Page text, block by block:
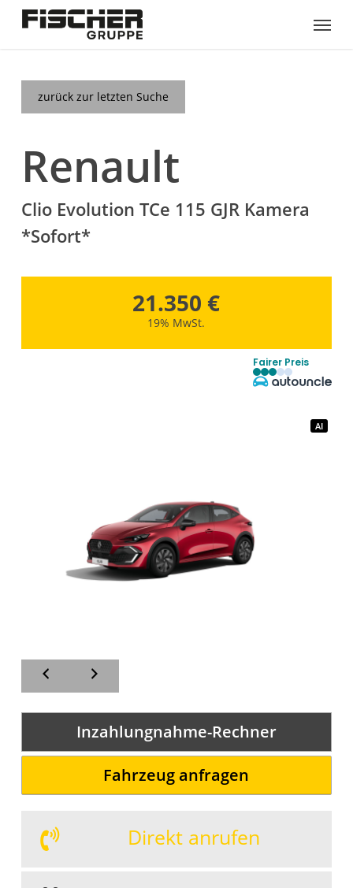
Menu
zurück zur letzten Suche
Renault
Clio Evolution TCe 115 GJR Kamera
*Sofort*
21.350 €
19% MwSt.
Fairer Preis
AI
Inzahlungnahme-Rechner
Fahrzeug anfragen
Direkt anrufen